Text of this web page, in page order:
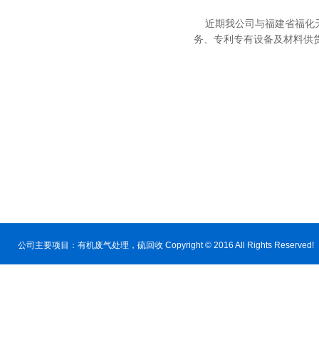
近期我公司与福建省福化
务、专利专有设备及材料供
公司主要项目： 有机废气处理 ，硫回收 Copyright © 2016 All Rights